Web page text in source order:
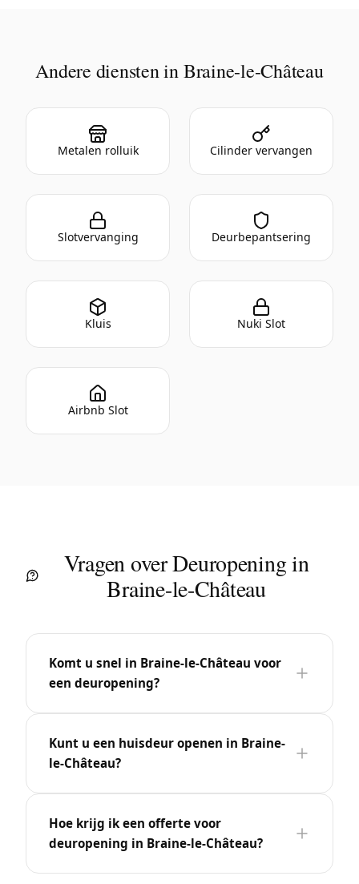
Andere diensten in Braine-le-Château
Metalen rolluik Cilinder vervangen
Slotvervanging Deurbepantsering
Kluis Nuki Slot
Airbnb Slot
Vragen over Deuropening in
Braine-le-Château
Komt u snel in Braine-le-Château voor
een deuropening?
Kunt u een huisdeur openen in Braine-
le-Château?
Hoe krijg ik een offerte voor
deuropening in Braine-le-Château?